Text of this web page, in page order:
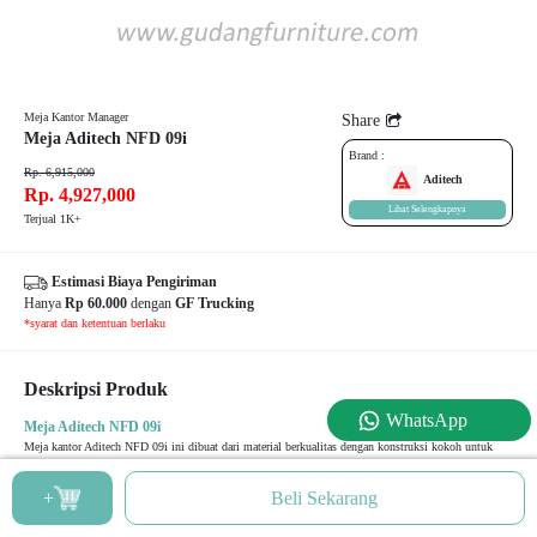
Meja Kantor Manager
Meja Aditech NFD 09i
Rp. 4,927,000
Rp. 6,915,000
Terjual 1K+
Share
Brand :
Aditech
Lihat Selengkapnya
Estimasi Biaya Pengiriman
Hanya Rp 60.000 dengan GF Trucking
*syarat dan ketentuan berlaku
Deskripsi Produk
Meja Aditech NFD 09i
Meja kantor Aditech NFD 09i ini dibuat dari material berkualitas dengan konstruksi kokoh untuk
lemari arsip, credenza, maupun kursi direktur. Sangat ideal untuk ruang kerja pimpinan, ruang
manajerial, hingga kantor perusahaan modern.
+ Beli Sekarang
WhatsApp